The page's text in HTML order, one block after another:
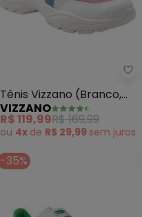
- Tênis Vizzano
Tênis Vizzano (Branco,
Azul e Rosa) em Sintético
VIZZANO
R$ 119,99R$ 169,99
ou 4x de R$ 29,99 sem juros
-35%